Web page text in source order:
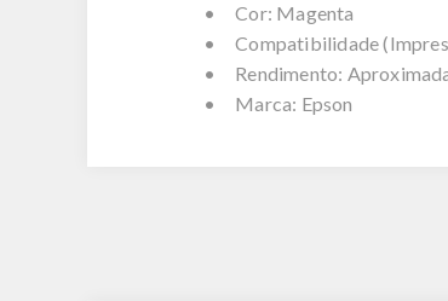
• Cor: Magenta
• Compatibilidade
• Rendimento:
• Marca: Epson